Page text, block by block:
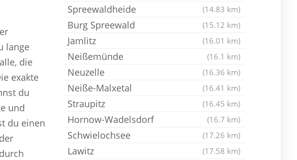
lange
die
exakte
du
und
du einen
Spreewaldheide (14.83 km)
Burg Spreewald (15.12 km)
Jamlitz (16.01 km)
Neißemünde (16.1 km)
Neuzelle (16.36 km)
Neiße-Malxetal (16.41 km)
Straupitz (16.45 km)
Hornow-Wadelsdorf (16.7 km)
Schwielochsee (17.26 km)
Lawitz (17.58 km)